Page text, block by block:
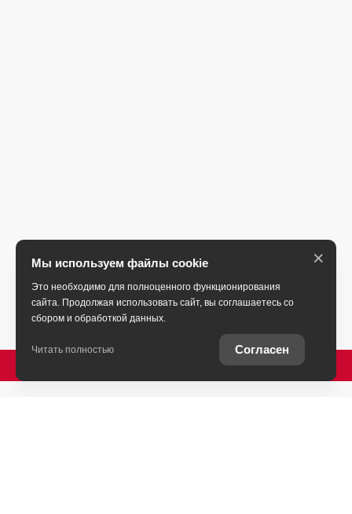
Мы используем файлы cookie
Это необходимо для полноценного функционирования
сайта. Продолжая использовать сайт, вы соглашаетесь со
сбором и обработкой данных.
Читать полностью Согласен
×